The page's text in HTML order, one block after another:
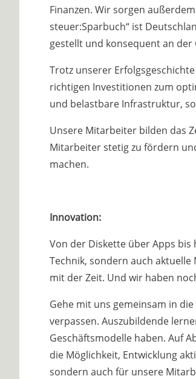
Finanzen. Wir sorgen
steuer:Sparbuch“ ist
gestellt und konsequent an
Trotz unserer
richtigen Investitionen zum
und belastbare Infrastruktur,
Unsere Mitarbeiter bilden das
Mitarbeiter stetig zu fördern
machen.
Innovation:
Von der Diskette über Apps
Technik, sondern auch
mit der Zeit. Und wir haben
Gehe mit uns gemeinsam in
verpassen. Auszubildende
Geschäftsmodelle haben. Auf
die Möglichkeit, Entwicklung
sondern auch für unsere